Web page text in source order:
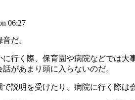
06:27
だ。
行く際、保育園や病院などでは
があまり頭に入らないのだ。
で説明を受けたり、病院に行く際